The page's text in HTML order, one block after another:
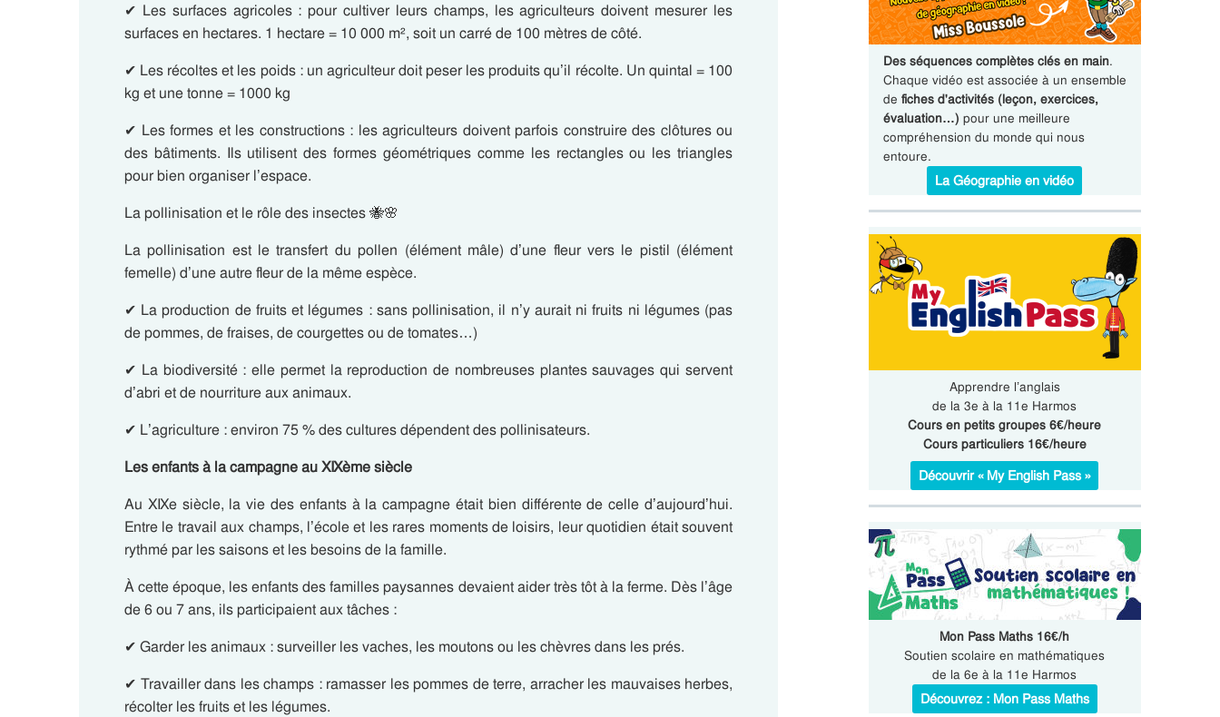
✔ Les surfaces agricoles : pour cultiver leurs champs, les agriculteurs doivent mesurer les
surfaces en hectares. 1 hectare = 10 000 m², soit un carré de 100 mètres de côté.
✔ Les récoltes et les poids :un agriculteur doit peser les produits qu’il récolte. Un quintal = 100
kg et une tonne = 1000 kg
✔ Les formes et les constructions : les agriculteurs doivent parfois construire des clôtures ou
des bâtiments. Ils utilisent des formes géométriques comme les rectangles ou les triangles
pour bien organiser l’espace.
La pollinisation et le rôle des insectes 🐝🌸
La pollinisation est le transfert du pollen (élément mâle) d’une fleur vers le pistil (élément
femelle) d’une autre fleur de la même espèce.
✔ La production de fruits et légumes : sans pollinisation, il n’y aurait ni fruits ni légumes (pas
de pommes, de fraises, de courgettes ou de tomates…)
✔ La biodiversité : elle permet la reproduction de nombreuses plantes sauvages qui servent
d’abri et de nourriture aux animaux.
✔ L’agriculture : environ 75 % des cultures dépendent des pollinisateurs.
Les enfants à la campagne au XIXème siècle
Au XIXe siècle, la vie des enfants à la campagne était bien différente de celle d’aujourd’hui.
Entre le travail aux champs, l’école et les rares moments de loisirs, leur quotidien était souvent
rythmé par les saisons et les besoins de la famille.
À cette époque, les enfants des familles paysannes devaient aider très tôt à la ferme. Dès l’âge
de 6 ou 7 ans, ils participaient aux tâches :
✔ Garder les animaux :surveiller les vaches, les moutons ou les chèvres dans les prés.
✔ Travailler dans les champs :ramasser les pommes de terre, arracher les mauvaises herbes,
récolter les fruits et les légumes.
Des séquences complètes clés en main.
Chaque vidéo est associée à un ensemble
de fiches d'activités (leçon, exercices,
évaluation…) pour une meilleure
compréhension du monde qui nous
entoure.
La Géographie en vidéo
Apprendre l’anglais
de la 3e à la 11e Harmos
Cours en petits groupes 6€/heure
Cours particuliers 16€/heure
Découvrir « My English Pass »
Mon Pass Maths 16€/h
Soutien scolaire en mathématiques
de la 6e à la 11e Harmos
Découvrez : Mon Pass Maths